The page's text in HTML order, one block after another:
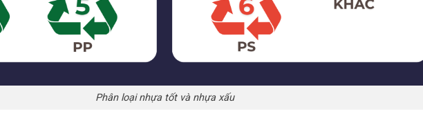
Phân loại nhựa tốt và nhựa xấu